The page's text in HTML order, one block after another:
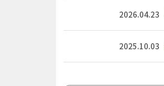
2026.04.23
2025.10.03